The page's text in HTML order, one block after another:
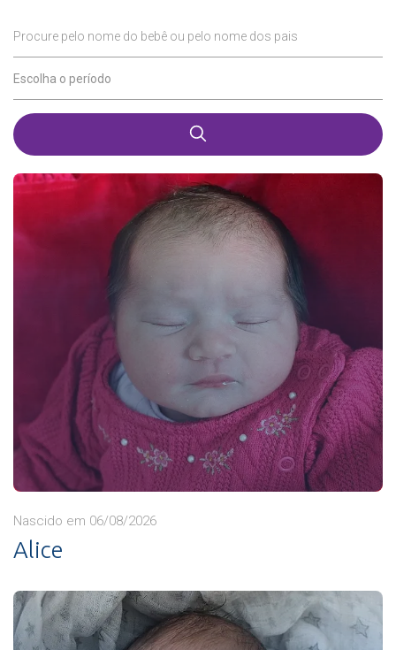
Procure pelo nome do bebê ou pelo nome dos pais
Escolha o período
Nascido em 06/08/2026
Alice